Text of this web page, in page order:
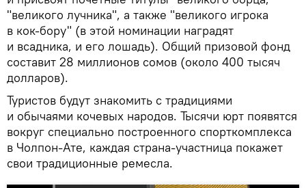
"великого лучника", а также "великого игрока
в кок-бору" (в этой номинации наградят
и всадника, и его лошадь). Общий призовой фонд
составит 28 миллионов сомов (около 400 тысяч
долларов).
Туристов будут знакомить c традициями
и обычаями кочевых народов. Тысячи юрт появятся
вокруг специально построенного спорткомплекса
в Чолпон-Ате, каждая страна-участница покажет
свои традиционные ремесла.